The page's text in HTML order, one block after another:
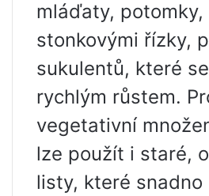
mláďaty,
stonkovými řízky,
sukulentů, které
rychlým růstem.
vegetativní
lze použít i staré,
listy, které snadno